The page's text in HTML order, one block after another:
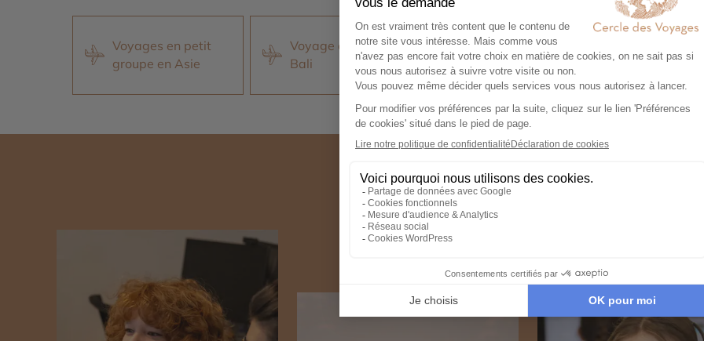
Voyages en petit
groupe en Asie
Voyage de noces à
Bali
Circuit privé en
Indonésie
en
Expertise et co-